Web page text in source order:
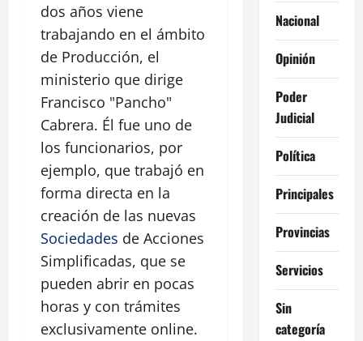
dos años viene
trabajando en el ámbito
de Producción, el
ministerio que dirige
Francisco "Pancho"
Cabrera. Él fue uno de
los funcionarios, por
ejemplo, que trabajó en
forma directa en la
creación de las nuevas
Sociedades de Acciones
Simplificadas, que se
pueden abrir en pocas
horas y con trámites
exclusivamente online.
Nacional
Opinión
Poder
Judicial
Política
Principales
Provincias
Servicios
Sin
categoría